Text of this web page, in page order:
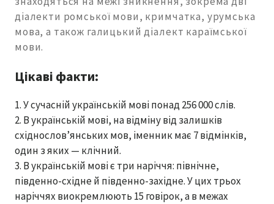
діалекти ромської мови, кримчатка, урумська
мова, а також галицький діалект караїмської
мови.
Цікаві факти:
У сучасній українській мові понад 256 000 слів.
В українській мові, на відміну від залишків
східнослов’янських мов, іменник має 7 відмінків,
один з яких — клічний.
В українській мові є три наріччя: північне,
південно-східне й південно-західне. У цих трьох
наріччях виокремлюють 15 говірок, а в межах